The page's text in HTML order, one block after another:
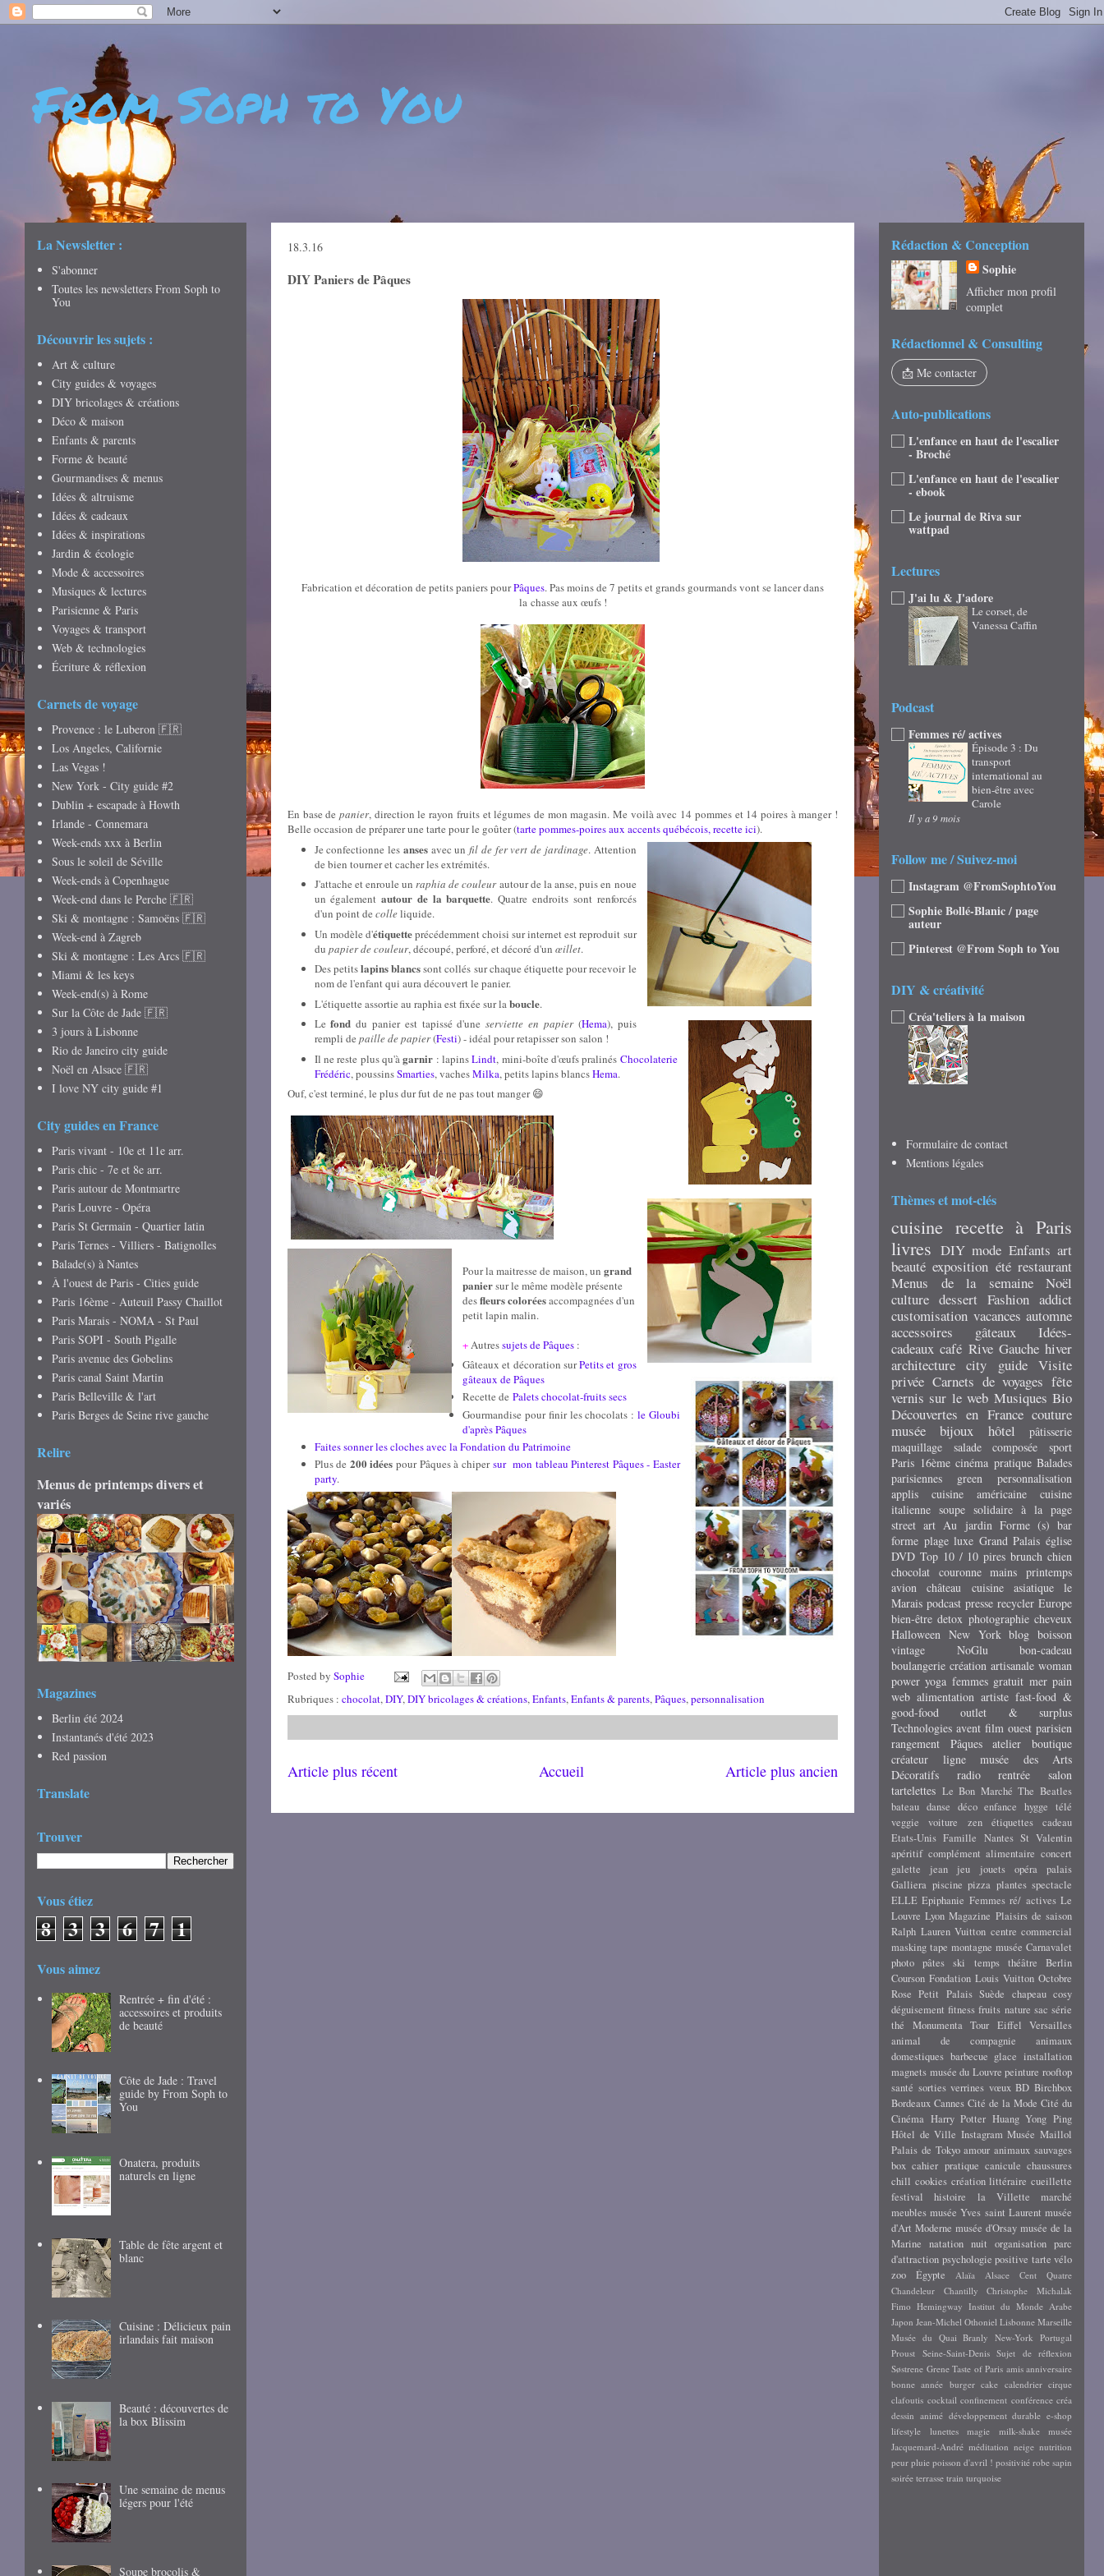
From Soph to You
- DÉCOUVERTES - CULTURE - CITY GUIDES - VOYAGES - CRÉATIVITÉ - ART DE VIVRE - BIEN-ÊTRE - POSITIVITÉ -
18.3.16
DIY Paniers de Pâques
Fabrication et décoration de petits paniers pourPâques. Pasmoins de 7 petits et grands gourmands vont se lancer dans
la chasse aux œufs !
En base depanier, direction le rayon fruits et légumes de mon magasin. Me voilà avec 14 pommes et 14 poires à manger !
Belle occasion de préparer une tarte pour le goûter (tarte pommes-poires aux accents québécois, recette ici).
Je confectionne les ansesavec un fil de fer vert de jardinage. Attention
de bien tourner et cacher les extrémités.
J'attache et enroule unraphia de couleurautour de la anse, puis en noue
un égalementautour de la barquette. Quatre endroits sont renforcés
d'un point de colleliquide.
Un modèle d'étiquetteprécédemment choisisur internet est reproduit sur
du papier de couleur, découpé, perforé, et décoré d'un œillet.
Des petitslapins blancssont collés sur chaque étiquettepourrecevoir le
nom de l'enfant qui aura découvert le panier.
L'étiquette assortie au raphia est fixée sur la boucle.
Lefond du panier est tapissé d'uneserviette en papier(Hema), puis
rempli de paille de papier(Festi)- idéal pour retapisser son salon !
Il ne reste plus qu'àgarnir : lapinsLindt, mini-boîte d'œufs pralinés Chocolaterie
Frédéric, poussinsSmarties, vachesMilka, petits lapins blancsHema.
Ouf, c'est terminé, le plus dur fut de ne pas tout manger 😄
Pour la maitresse de maison, un grand
paniersur le même modèle présente
desfleurs coloréesaccompagnées d'un
petit lapin malin.
+ Autressujets de Pâques :
Gâteaux et décoration surPetits et gros
gâteaux de Pâques
Recette de Palets chocolat-fruits secs
Gourmandise pourfinir les chocolats :le Gloubi
d'après Pâques
Faites sonner les cloches avec la Fondation du Patrimoine
Plus de 200 idées pour Pâques à chipersur mon tableau Pinterest Pâques - Easter
party.
Posted by Sophie
Rubriques : chocolat, DIY, DIY bricolages & créations, Enfants, Enfants & parents, Pâques, personnalisation
Article plus récent Article plus ancien
Accueil
La Newsletter :
S'abonner
Toutes les newsletters From Soph to
You
Découvrir les sujets :
Art & culture
City guides & voyages
DIY bricolages & créations
Déco & maison
Enfants & parents
Forme & beauté
Gourmandises & menus
Idées & altruisme
Idées & cadeaux
Idées & inspirations
Jardin & écologie
Mode & accessoires
Musiques & lectures
Parisienne & Paris
Voyages & transport
Web & technologies
Écriture & réflexion
Carnets de voyage
Provence : le Luberon 🇫🇷
Los Angeles, Californie
Las Vegas !
New York - City guide #2
Dublin + escapade à Howth
Irlande - Connemara
Week-ends xxx à Berlin
Sous le soleil de Séville
Week-ends à Copenhague
Week-end dans le Perche 🇫🇷
Ski & montagne : Samoëns 🇫🇷
Week-end à Zagreb
Ski & montagne : Les Arcs 🇫🇷
Miami & les keys
Week-end(s) à Rome
Sur la Côte de Jade 🇫🇷
3 jours à Lisbonne
Rio de Janeiro city guide
Noël en Alsace 🇫🇷
I love NY city guide #1
City guides en France
Paris vivant - 10e et 11e arr.
Paris chic - 7e et 8e arr.
Paris autour de Montmartre
Paris Louvre - Opéra
Paris St Germain - Quartier latin
Paris Ternes - Villiers - Batignolles
Balade(s) à Nantes
À l'ouest de Paris - Cities guide
Paris 16ème - Auteuil Passy Chaillot
Paris Marais - NOMA - St Paul
Paris SOPI - South Pigalle
Paris avenue des Gobelins
Paris canal Saint Martin
Paris Belleville & l'art
Paris Berges de Seine rive gauche
Relire
Menus de printemps divers et
variés
Magazines
Berlin été 2024
Instantanés d'été 2023
Red passion
Translate
Trouver
Vous étiez
8 3 3 6 7 1
Vous aimez
Rentrée + fin d'été :
accessoires et produits
de beauté
Côte de Jade : Travel
guide by From Soph to
You
Onatera, produits
naturels en ligne
Table de fête argent et
blanc
Cuisine : Délicieux pain
irlandais fait maison
Beauté : découvertes de
la box Blissim
Une semaine de menus
légers pour l'été
Soupe brocolis &
Rédaction & Conception
Sophie
Afficher mon profil
complet
Rédactionnel & Consulting
📩 Me contacter
Auto-publications
L'enfance en haut de l'escalier
- Broché
L'enfance en haut de l'escalier
- ebook
Le journal de Riva sur
wattpad
Lectures
J'ai lu & J'adore
Le corset, de
Vanessa Caffin
Podcast
Femmes ré/ actives
Épisode 3 : Du
transport
international au
bien-être avec
Carole
Il y a 9 mois
Follow me / Suivez-moi
Instagram @FromSophtoYou
Sophie Bollé-Blanic / page
auteur
Pinterest @From Soph to You
DIY & créativité
Créa'teliers à la maison
Formulaire de contact
Mentions légales
Thèmes et mot-clés
cuisine recette à Paris
livres DIY mode Enfants art
beauté exposition été restaurant
Menus de la semaine
Noël
culture dessert Fashion addict
customisation vacances automne
accessoires
gâteaux
Idées-
cadeaux café Rive Gauche hiver
architecture city guide Visite
privée Carnets de voyages fête
vernis sur le web Musiques Bio
Découvertes en France couture
musée
bijoux hôtel
pâtisserie
maquillage
salade composée
sport
Paris 16ème cinéma pratique Balades
parisiennes
green
personnalisation
applis
cuisine américaine
cuisine
italienne soupe solidaire à la page
street art Au jardin Forme (s) bar
forme plage luxe Grand Palais église
DVD Top 10 / 10 pires brunch chien
chocolat couronne mains printemps
avion
château cuisine asiatique
le
Marais podcast presse recycler Europe
bien-être detox photographie cheveux
Halloween New York blog boisson
vintage
NoGlu
bon-cadeau
boulangerie création artisanale woman
power yoga femmes gratuit mer pain
web alimentation artiste fast-food &
good-food
outlet & surplus
Technologies avent film ouest parisien
rangement
Pâques atelier
boutique
créateur
ligne
musée des Arts
Décoratifs
radio rentrée
salon
tartelettes Le Bon Marché The Beatles
bateau danse déco enfance hygge télé
veggie
voiture zen
étiquettes cadeau
Etats-Unis Famille Nantes St Valentin
apéritif complément alimentaire concert
galette
jean jeu jouets opéra
palais
Galliera piscine pizza plantes spectacle
ELLE Epiphanie Femmes ré/ actives Le
Louvre Lyon Magazine Plaisirs de saison
Ralph Lauren Vuitton centre commercial
masking tape montagne musée Carnavalet
photo
pâtes ski temps théâtre
Berlin
Courson Fondation Louis Vuitton Octobre
Rose Petit Palais Suède chapeau cosy
déguisement fitness fruits nature sac série
thé
Monumenta Tour Eiffel Versailles
animal de compagnie
animaux
domestiques barbecue glace installation
magnets musée du Louvre peinture rooftop
santé sorties verrines vœux BD Birchbox
Bordeaux Cannes Cité de la Mode Cité du
Cinéma Harry Potter Huang Yong Ping
Hôtel de Ville Instagram Musée Maillol
Palais de Tokyo amour animaux sauvages
box cahier pratique canicule chaussures
chill cookies création littéraire cueillette
festival
histoire la Villette
marché
meubles musée Yves saint Laurent musée
d'Art Moderne musée d'Orsay musée de la
Marine natation nuit organisation parc
d'attraction psychologie positive tarte vélo
zoo
Égypte Alaïa Alsace
Cent Quatre
Chandeleur
Chantilly
Christophe Michalak
Fimo Hemingway Institut du Monde Arabe
Japon Jean-Michel Othoniel Lisbonne Marseille
Musée du Quai Branly
New-York
Portugal
Proust Seine-Saint-Denis Sujet de réflexion
Søstrene Grene Taste of Paris amis anniversaire
bonne année burger cake calendrier cirque
clafoutis cocktail confinement conférence créa
dessin animé développement durable e-shop
lifestyle
lunettes magie milk-shake
musée
Jacquemard-André méditation neige nutrition
peur pluie poisson d'avril ! positivité robe sapin
soirée terrasse train turquoise